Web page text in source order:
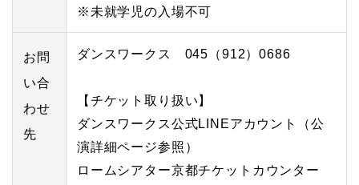
※未就学児の入場不可
お問
い合
わせ
先
ダンスワークス 045（912）0686
【チケット取り扱い】
ダンスワークス公式LINEアカウント（公
演詳細ページ参照）
ロームシアター京都チケットカウンター